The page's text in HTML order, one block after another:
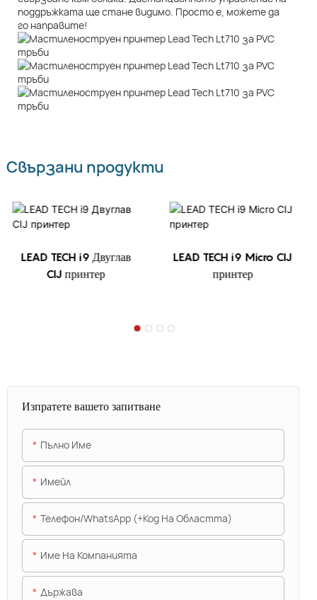
поддръжката ще стане видимо. Просто е, можете да
го направите!
Свързани продукти
LEAD TECH i9 Двуглав
CIJ принтер
LEAD TECH i9 Micro CIJ
принтер
Изпратете вашето запитване
Пълно Име
Имейл
Телефон/WhatsApp (+Код На Областта)
Име На Компанията
Държава